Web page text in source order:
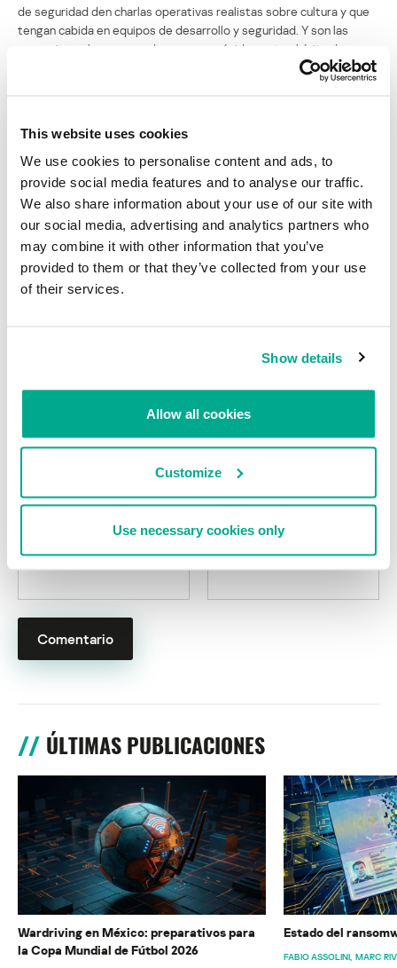
This website uses cookies
We use cookies to personalise content and ads, to
provide social media features and to analyse our traffic.
We also share information about your use of our site with
our social media, advertising and analytics partners who
may combine it with other information that you’ve
provided to them or that they’ve collected from your use
of their services.
Show details
Allow all cookies
Customize
Use necessary cookies only
de seguridad den charlas operativas realistas sobre cultura y que
tengan cabida en equipos de desarrollo y seguridad. Y son las
operaciones las que pueden socavar rápidamente el éxito de una
defensa. Rose se refirió a los modelos de equipos de seguridad
tengan éxito.
Personalmente me interesa muchísimo la charla que Dan Geer dará
mañana. Dan ofrece en DailyDave List comentarios muy
perspicaces sobre el mundo de la seguridad técnica y operativa
que no encontrarás en ninguna otra parte. He aquí un irreverente
pensador y conferenciante. Te mantendremos al tanto.
Conferencia sobre seguridad y capacitación
Su dirección de correo electrónico no será publicada. Los
campos obligatorios están marcados con
ÚLTIMAS PUBLICACIONES
Wardriving en México: preparativos para
la Copa Mundial de Fútbol 2026
Estado del
FABIO ASSOLINI MARC